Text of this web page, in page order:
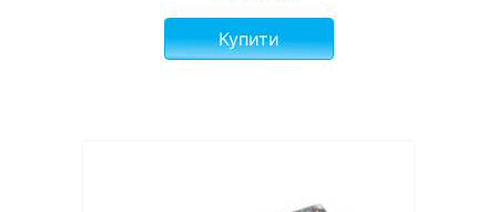
Купити